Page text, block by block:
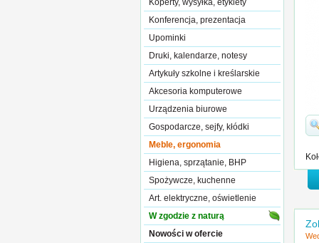
Koperty, wysyłka, etykiety
Konferencja, prezentacja
Upominki
Druki, kalendarze, notesy
Artykuły szkolne i kreślarskie
Akcesoria komputerowe
Urządzenia biurowe
Gospodarcze, sejfy, kłódki
Meble, ergonomia
Higiena, sprzątanie, BHP
Spożywcze, kuchenne
Art. elektryczne, oświetlenie
W zgodzie z naturą
Nowości w ofercie